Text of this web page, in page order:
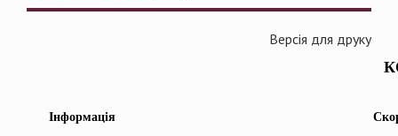
Версія для друку
Інформація